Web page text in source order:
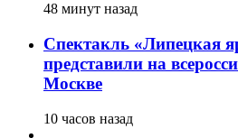
48 минут назад
Спектакль «Липецкая
представили на
Москве
10 часов назад